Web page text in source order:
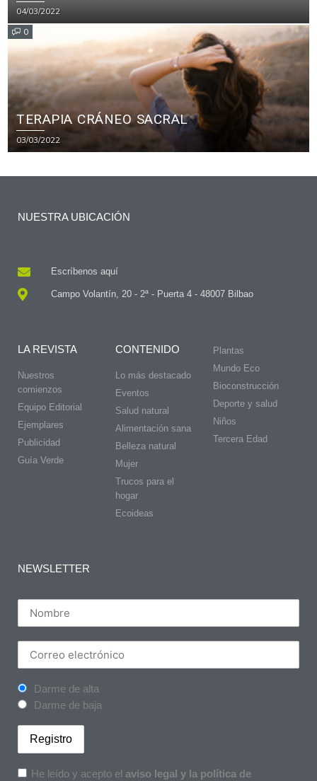
04/03/2022
0
TERAPIA CRÁNEO SACRAL
03/03/2022
NUESTRA UBICACIÓN
Escríbenos aquí
Campo Volantín, 20 - 2ª - Puerta 4 - 48007 Bilbao
LA REVISTA
Nuestros
comienzos
Equipo Editorial
Ejemplares
Publicidad
Guía Verde
CONTENIDO
Lo más destacado
Eventos
Salud natural
Alimentación sana
Belleza natural
Mujer
Trucos para el
hogar
Ecoideas
Plantas
Mundo Eco
Bioconstrucción
Deporte y salud
Niños
Tercera Edad
NEWSLETTER
Darme de alta
Darme de baja
He leído y acepto el aviso legal y la política de